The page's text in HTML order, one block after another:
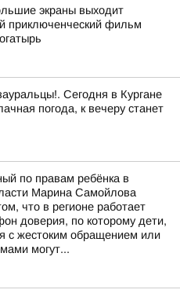
экраны выходит
приключенческий фильм
Сегодня в Кургане
погода, к вечеру станет
по правам ребёнка в
Марина Самойлова
что в регионе работает
доверия, по которому дети,
с жестоким обращением или
могут...